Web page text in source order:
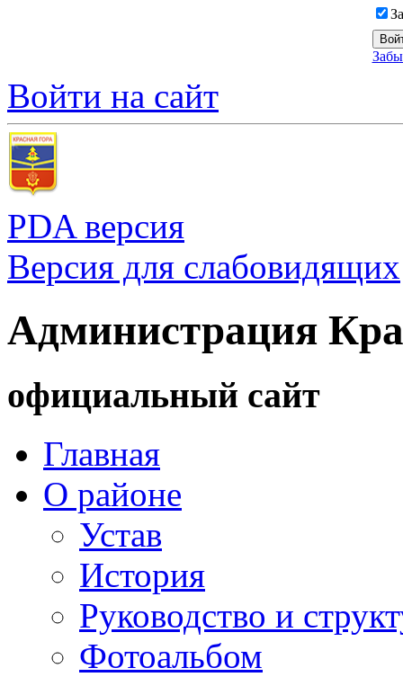
Войти на сайт
PDA версия
Версия для слабовидящих
Администрация
официальный сайт
Главная
О районе
Устав
История
Руководство и
Фотоальбом